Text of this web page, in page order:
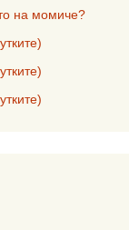
на момиче?